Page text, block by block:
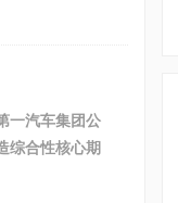
一汽车集团公
综合性核心期